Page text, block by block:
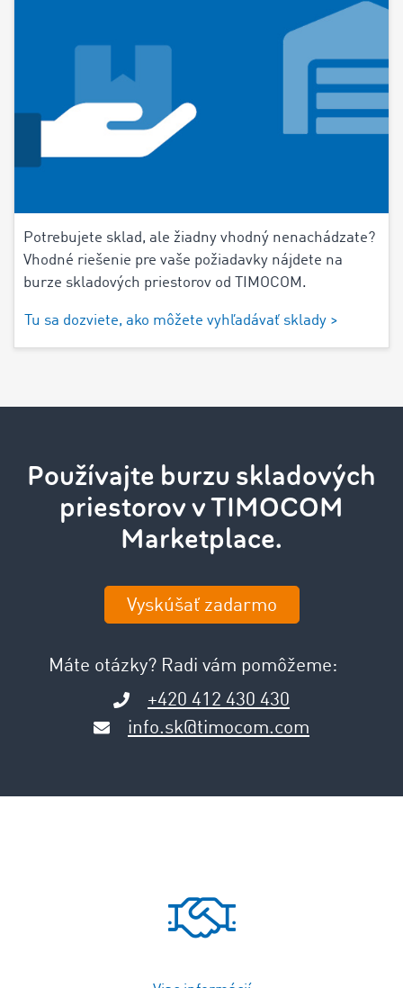
Potrebujete sklad, ale žiadny vhodný nenachádzate?
Vhodné riešenie pre vaše požiadavky nájdete na
burze skladových priestorov od TIMOCOM.
Tu sa dozviete, ako môžete vyhľadávať sklady >
Používajte burzu skladových
priestorov v TIMOCOM
Marketplace.
Vyskúšať zadarmo
Máte otázky? Radi vám pomôžeme:
+420 412 430 430
info.sk@timocom.com